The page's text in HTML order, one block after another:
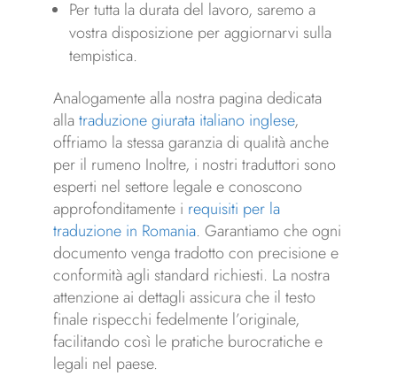
Per tutta la durata del lavoro, saremo a
vostra disposizione per aggiornarvi sulla
tempistica.
Analogamente alla nostra pagina dedicata
allatraduzione giurata italiano inglese,
offriamo la stessa garanzia di qualità anche
per il rumeno Inoltre, i nostri traduttori sono
esperti nel settore legale e conoscono
approfonditamente i requisiti per la
traduzione in Romania. Garantiamo che ogni
documento venga tradotto con precisione e
conformità agli standard richiesti. La nostra
attenzione ai dettagli assicura che il testo
finale rispecchi fedelmente l’originale,
facilitando così le pratiche burocratiche e
legali nel paese.